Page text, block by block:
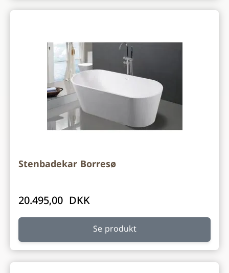
Stenbadekar Borresø
20.495,00 DKK
Se produkt